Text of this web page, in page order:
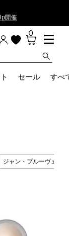
開催
0
セール すべ
ジャン・プルーヴェ